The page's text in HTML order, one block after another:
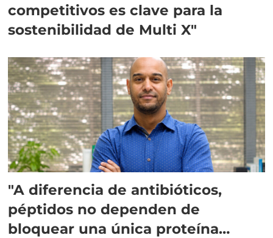
competitivos es clave para la
sostenibilidad de Multi X"
"A diferencia de antibióticos,
péptidos no dependen de
bloquear una única proteína